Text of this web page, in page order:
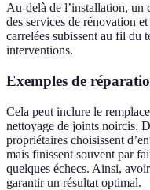
Au-delà de l’installation, un
des services de rénovation
carrelées subissent au fil du
interventions.
Exemples de
Cela peut inclure le
nettoyage de joints noircis.
propriétaires choisissent
mais finissent souvent par
quelques échecs. Ainsi,
garantir un résultat optimal.